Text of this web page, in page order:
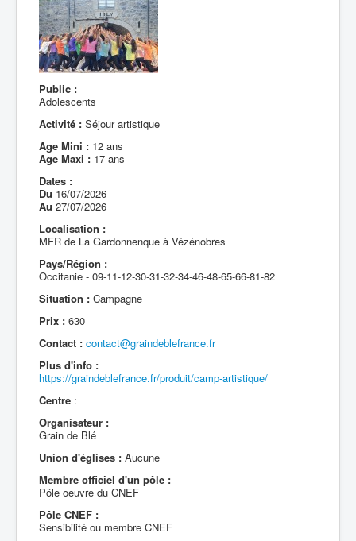
Public :
Adolescents
Activité : Séjour artistique
Age Mini : 12 ans
Age Maxi : 17 ans
Dates :
Du 16/07/2026
Au 27/07/2026
Localisation :
MFR de La Gardonnenque à Vézénobres
Pays/Région :
Occitanie - 09-11-12-30-31-32-34-46-48-65-66-81-82
Situation : Campagne
Prix : 630
Contact : contact@graindeblefrance.fr
Plus d'info :
https://graindeblefrance.fr/produit/camp-artistique/
Centre :
Organisateur :
Grain de Blé
Union d'églises : Aucune
Membre officiel d'un pôle :
Pôle oeuvre du CNEF
Pôle CNEF :
Sensibilité ou membre CNEF